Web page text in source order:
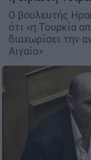
Ο βουλευτής
ότι «η Τουρκία
διαχωρίσει την
Αιγαίο»